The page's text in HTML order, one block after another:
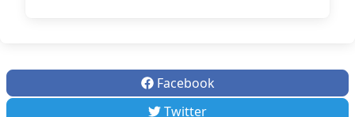
Facebook
Twitter